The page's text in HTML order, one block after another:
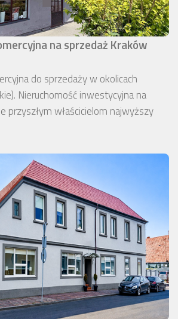
na sprzedaż Kraków
do sprzedaży w okolicach
Nieruchomość inwestycyjna na
przyszłym właścicielom najwyższy